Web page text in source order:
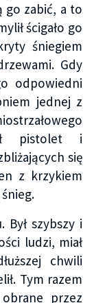
go zabić, a to
ścigało go
śniegiem
Gdy
odpowiedni
jednej z
pistolet i
się
z krzykiem
Był szybszy i
ludzi, miał
chwili
Tym razem
przez